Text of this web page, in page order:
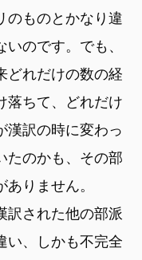
のものとかなり違
のです。でも、
どれだけの数の経
落ちて、どれだけ
漢訳の時に変わっ
たのかも、その部
りません。
訳された他の部派
い、しかも不完全